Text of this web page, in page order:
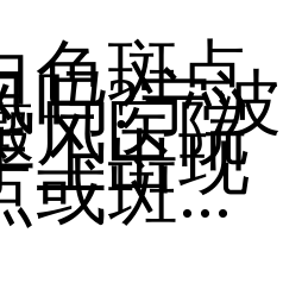
色斑点
吗?宁波
风医院
上出现
或斑...